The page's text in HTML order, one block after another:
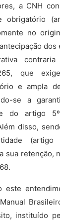
a CNH
obrigatório
no
dos
que
e ampla
se a
do artigo
disso,
sua retenção,
este
instituído